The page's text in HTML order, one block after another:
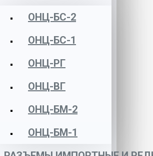
ОНЦ-БС-2
ОНЦ-БС-1
ОНЦ-РГ
ОНЦ-ВГ
ОНЦ-БМ-2
ОНЦ-БМ-1